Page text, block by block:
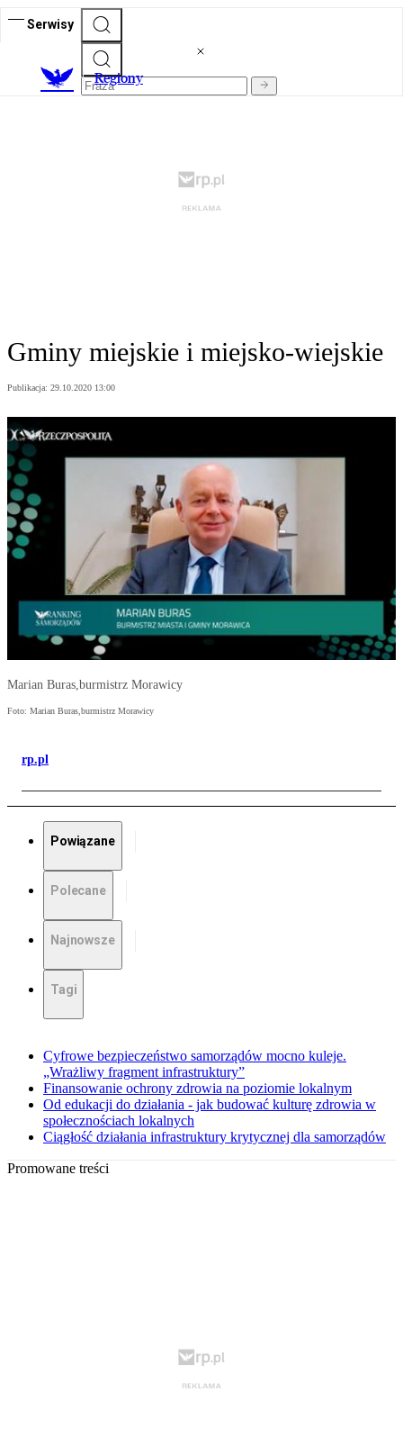
Serwisy
Regiony
Gminy miejskie i miejsko-wiejskie
Publikacja: 29.10.2020 13:00
Marian Buras,burmistrz Morawicy
Foto: Marian Buras,burmistrz Morawicy
rp.pl
Powiązane
Polecane
Najnowsze
Tagi
Cyfrowe bezpieczeństwo samorządów mocno kuleje.
„Wrażliwy fragment infrastruktury”
Finansowanie ochrony zdrowia na poziomie lokalnym
Od edukacji do działania - jak budować kulturę zdrowia w
społecznościach lokalnych
Ciągłość działania infrastruktury krytycznej dla samorządów
Promowane treści